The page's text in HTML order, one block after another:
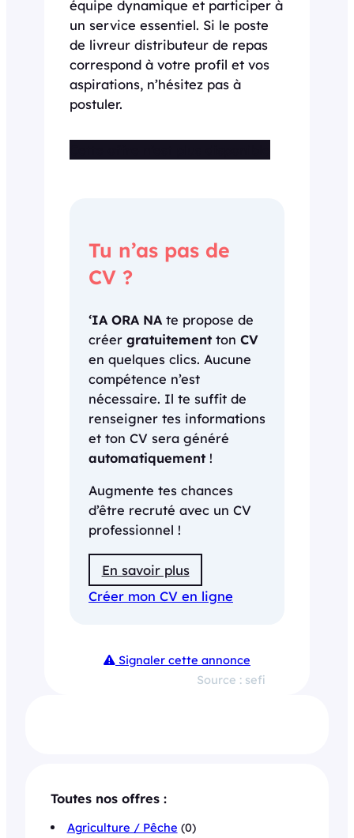
équipe dynamique et participer à
un service essentiel. Si le poste
de livreur distributeur de repas
correspond à votre profil et vos
aspirations, n’hésitez pas à
postuler.
Tu n’as pas de
CV ?
‘IA ORA NA te propose de
créer gratuitementton CV
en quelques clics. Aucune
compétence n’est
nécessaire. Il te suffit de
renseigner tes informations
et ton CV sera généré
automatiquement!
Augmente tes chances
d’être recruté avec un CV
professionnel !
En savoir plus
Créer mon CV en ligne
Signaler cette annonce
Source : sefi
Toutes nos offres :
Agriculture / Pêche (0)